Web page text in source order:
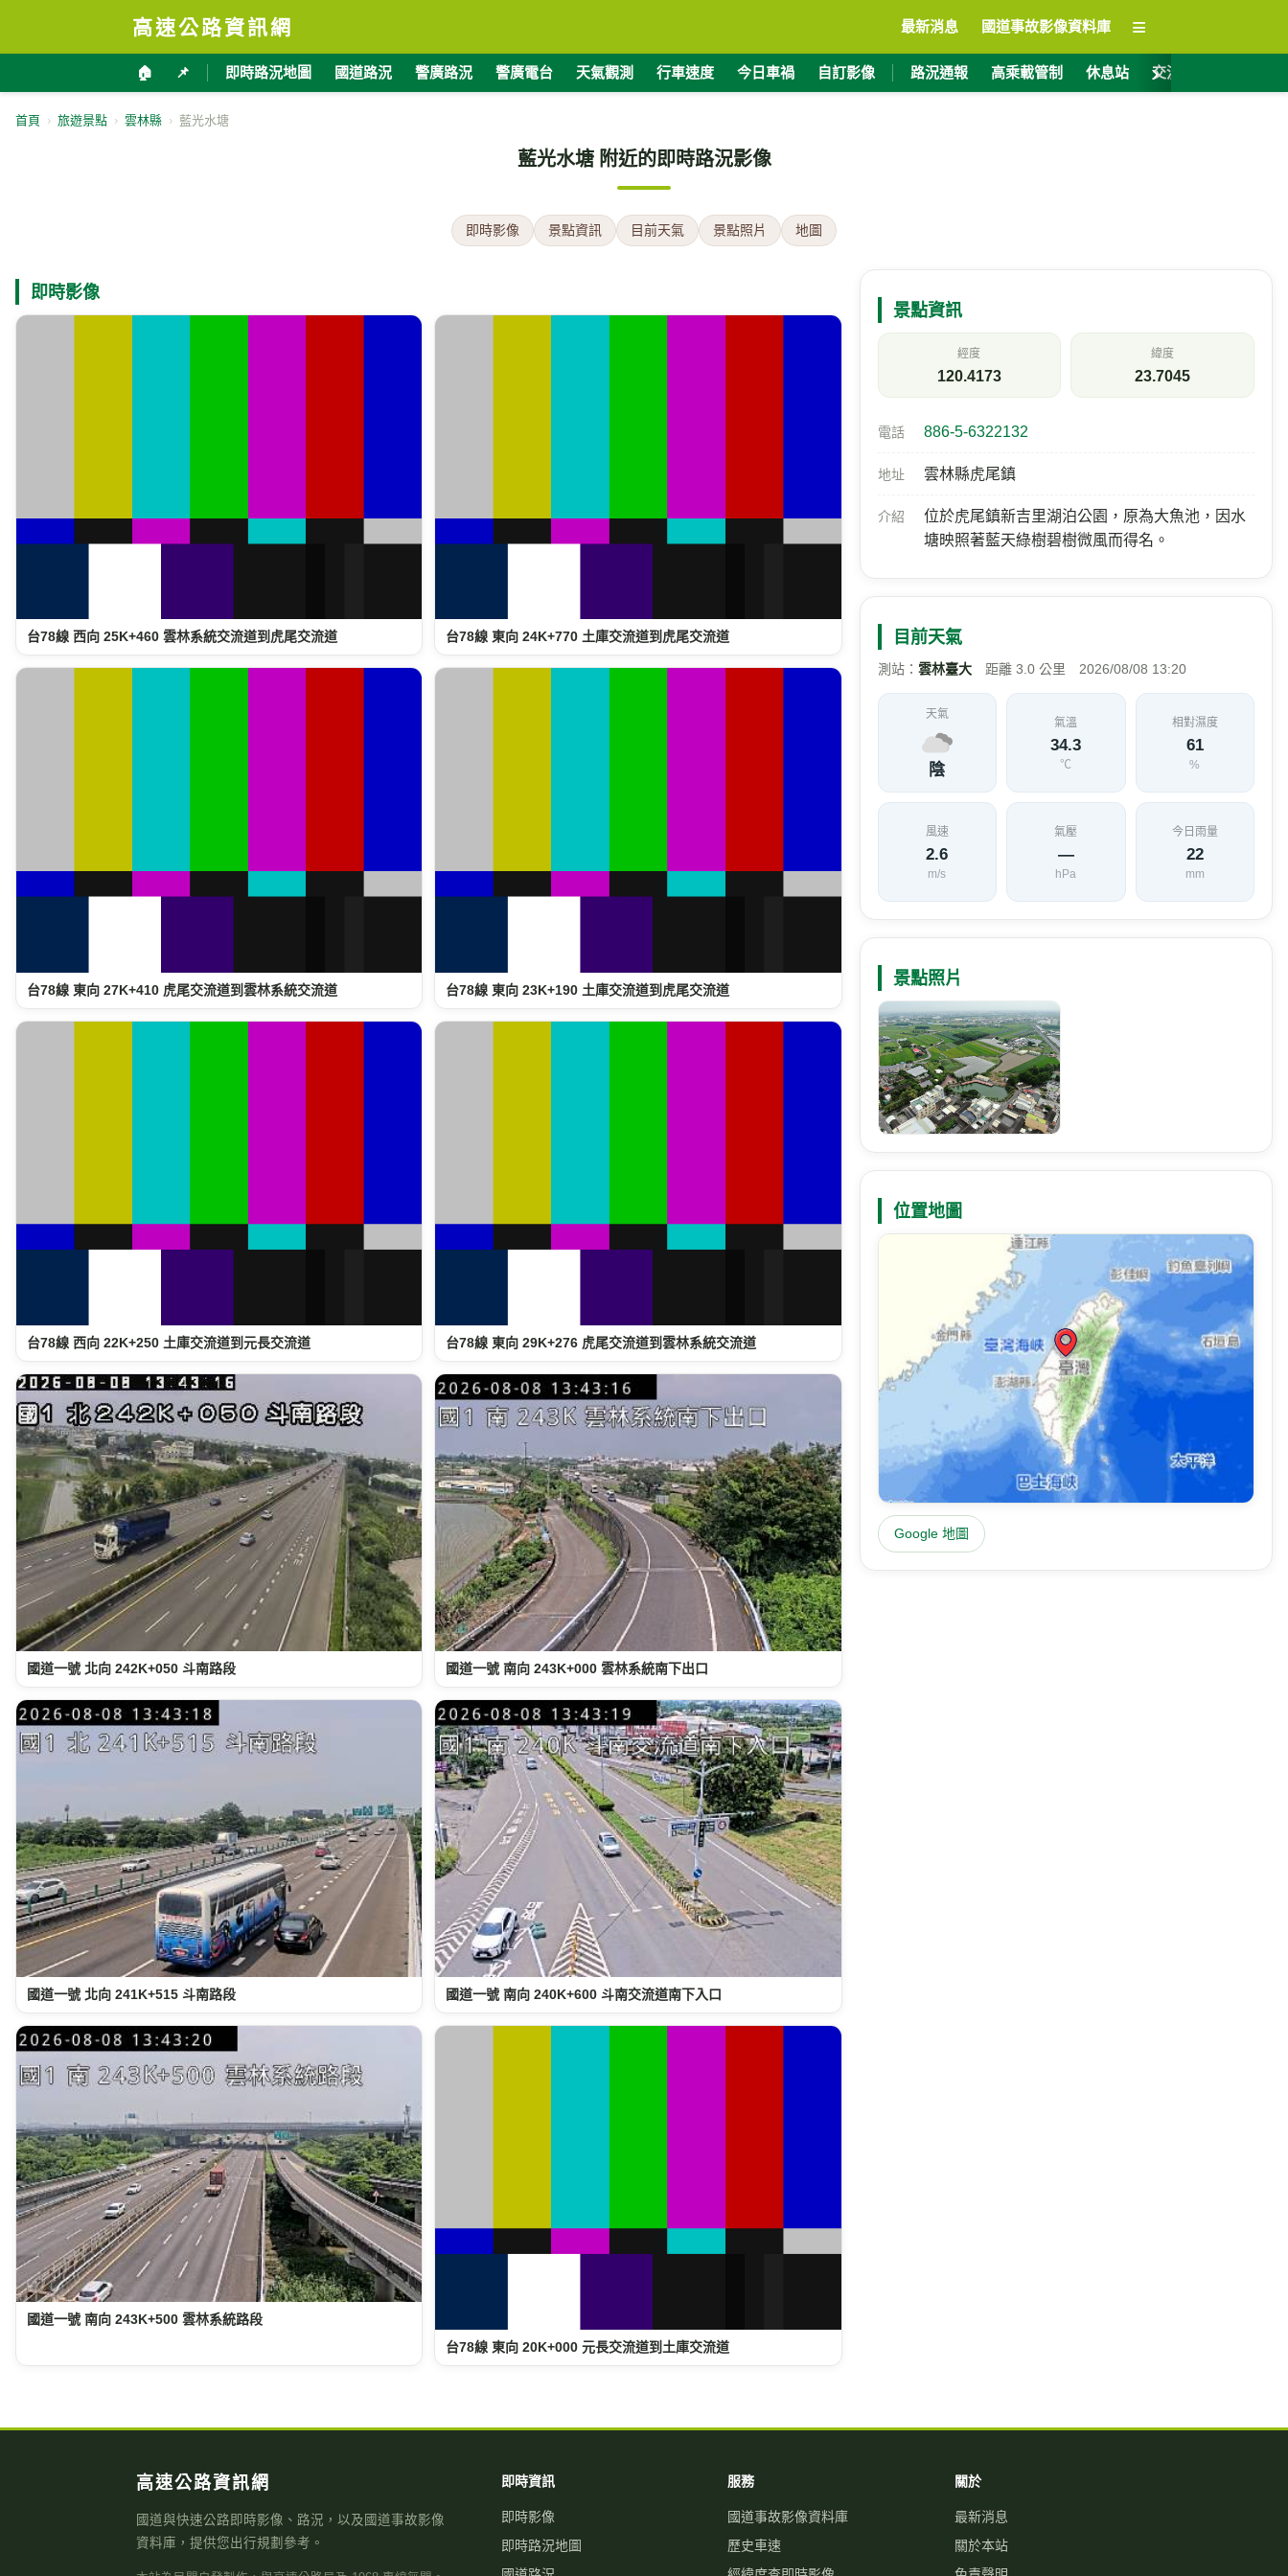
高速公路資訊網 最新消息 國道事故影像資料庫 ≡
🏠 📌 即時路況地圖 國道路況 警廣路況 警廣電台 天氣觀測 行車速度 今日車禍 自訂影像 路況通報 高乘載管制 休息站 交流道資訊
›
首頁 › 旅遊景點 › 雲林縣 › 藍光水塘
藍光水塘 附近的即時路況影像
即時影像 景點資訊 目前天氣 景點照片 地圖
即時影像
台78線 西向 25K+460 雲林系統交流道到虎尾交流道 台78線 東向 24K+770 土庫交流道到虎尾交流道
台78線 東向 27K+410 虎尾交流道到雲林系統交流道 台78線 東向 23K+190 土庫交流道到虎尾交流道
台78線 西向 22K+250 土庫交流道到元長交流道 台78線 東向 29K+276 虎尾交流道到雲林系統交流道
國道一號 北向 242K+050 斗南路段 國道一號 南向 243K+000 雲林系統南下出口
國道一號 北向 241K+515 斗南路段 國道一號 南向 240K+600 斗南交流道南下入口
國道一號 南向 243K+500 雲林系統路段
台78線 東向 20K+000 元長交流道到土庫交流道
景點資訊
經度
120.4173
緯度
23.7045
電話 886-5-6322132
地址 雲林縣虎尾鎮
介紹
位於虎尾鎮新吉里湖泊公園，原為大魚池，因水
塘映照著藍天綠樹碧樹微風而得名。
目前天氣
測站： 雲林臺大距離 3.0 公里 2026/08/08 13:20
天氣
陰
氣溫
34.3
℃
相對濕度
61
%
風速
2.6
m/s
氣壓
—
hPa
今日雨量
22
mm
景點照片
位置地圖
Google 地圖
高速公路資訊網
國道與快速公路即時影像、路況，以及國道事故影像
資料庫，提供您出行規劃參考。
即時資訊
即時影像
即時路況地圖
服務
國道事故影像資料庫
歷史車速
關於
最新消息
關於本站